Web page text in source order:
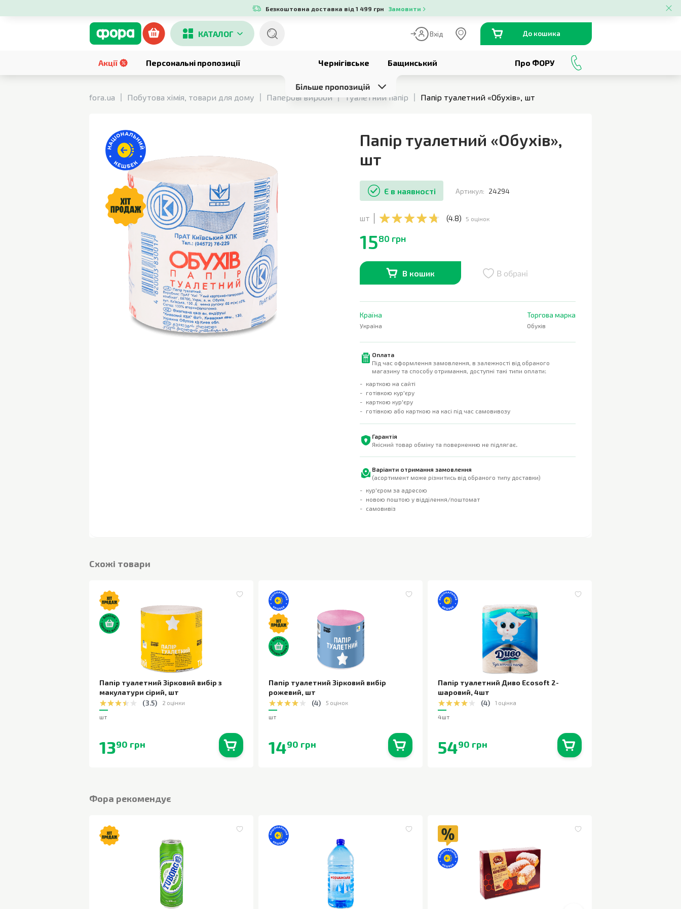
Безкоштовна доставка від 1 499 грн Замовити
КАТАЛОГ Вхід До кошика
Акції Персональні пропозиції Чернігівське Бащинський Про ФОРУ
fora.ua
Побутова хімія, товари для дому Паперові вироби Туалетний папір Папір туалетний «Обухів», шт
Папір туалетний «Обухів»,
шт
Є в наявності Артикул: 24294
шт (4.8) 5 оцінок
1580 грн
В кошик В обрані
Країна
Україна
Торгова марка
Обухів
Оплата
Під час оформлення замовлення, в залежності від обраного
магазину та способу отримання, доступні такі типи оплати:
карткою на сайті
готівкою кур'єру
карткою кур'єру
готівкою або карткою на касі під час самовивозу
Гарантія
Якісний товар обміну та поверненню не підлягає.
Варіанти отримання замовлення
(асортимент може різнитись від обраного типу доставки)
кур'єром за адресою
новою поштою у відділення/поштомат
самовивіз
Cхожі товари
Папір туалетний Зірковий вибір з
макулатури сірий, шт
(3.5) 2 оцінки
шт
1390 грн
Папір туалетний Зірковий вибір
рожевий, шт
(4) 5 оцінок
шт
1490 грн
Папір туалетний Диво Ecosoft 2-
шаровий, 4шт
(4) 1 оцінка
4шт
5490 грн
Фора рекомендує